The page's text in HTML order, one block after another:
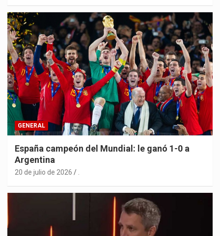
GENERAL
España campeón del Mundial: le ganó 1-0 a
Argentina
20 de julio de 2026